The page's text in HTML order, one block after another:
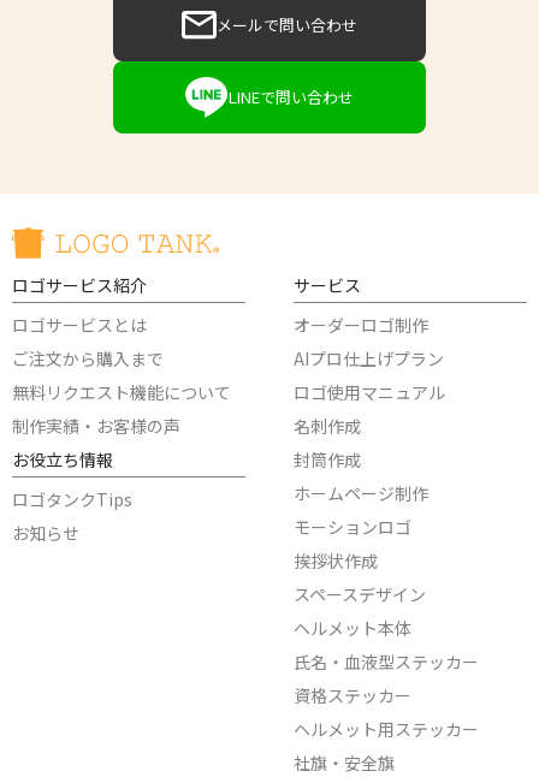
メールで問い合わせ
LINEで問い合わせ
ロゴサービス紹介
ロゴサービスとは
ご注文から購入まで
無料リクエスト機能について
制作実績・お客様の声
お役立ち情報
ロゴタンクTips
お知らせ
サービス
オーダーロゴ制作
AIプロ仕上げプラン
ロゴ使用マニュアル
名刺作成
封筒作成
ホームページ制作
モーションロゴ
挨拶状作成
スペースデザイン
ヘルメット本体
氏名・血液型ステッカー
資格ステッカー
ヘルメット用ステッカー
社旗・安全旗